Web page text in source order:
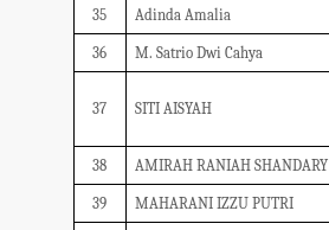
35 Adinda Amalia
36 M. Satrio Dwi Cahya
37 SITI AISYAH
38 AMIRAH RANIAH SHANDARY
39 MAHARANI IZZU PUTRI